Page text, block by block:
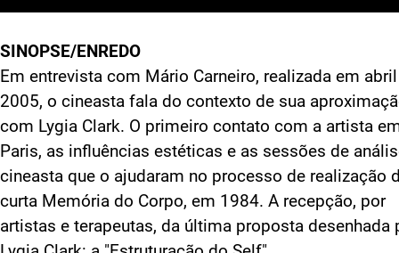
SINOPSE/ENREDO
Em entrevista com Mário Carneiro, realizada em
2005, o cineasta fala do contexto de sua
com Lygia Clark. O primeiro contato com a artista
Paris, as influências estéticas e as sessões de
cineasta que o ajudaram no processo de realização
curta Memória do Corpo, em 1984. A recepção, por
artistas e terapeutas, da última proposta desenhada